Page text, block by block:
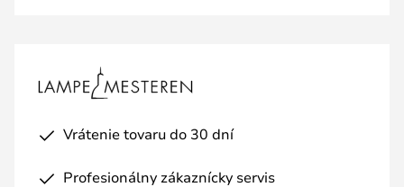
Vrátenie tovaru do 30 dní
Profesionálny zákaznícky servis